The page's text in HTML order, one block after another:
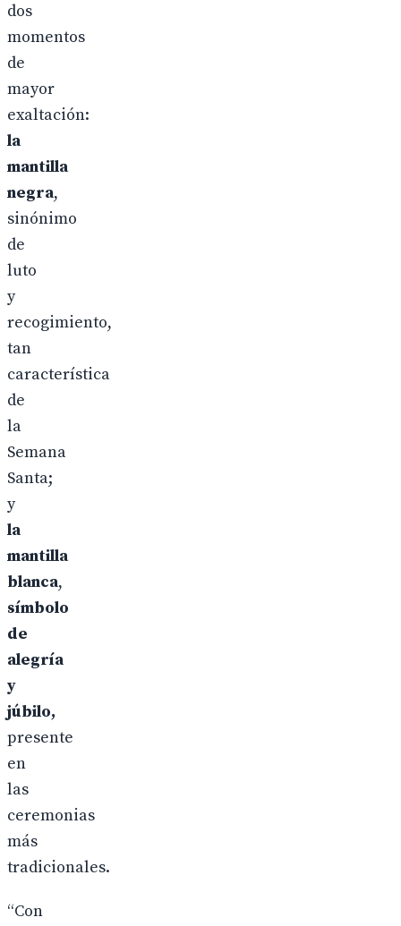
dos
momentos
de
mayor
exaltación:
la
mantilla
negra,
sinónimo
de
luto
y
recogimiento,
tan
característica
de
la
Semana
Santa;
y
la
mantilla
blanca,
símbolo
de
alegría
y
júbilo,
presente
en
las
ceremonias
más
tradicionales.
“Con